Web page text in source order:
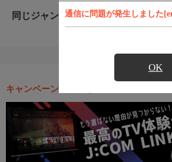
通信に問題が発生しました
OK
同じジャンルのおすすめ番組
キャンペーン・お得な情報